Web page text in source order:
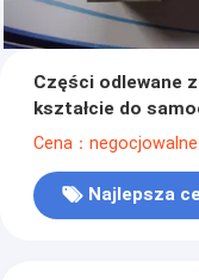
Części odlewane
kształcie do
Cena：negocjowalne
Najlepsza